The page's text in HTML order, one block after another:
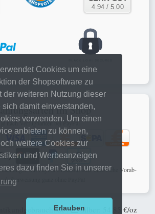
Cookies um eine
der Shopsoftware zu
der weiteren Nutzung dieser
damit einverstanden,
verwenden. Um einen
anbieten zu können,
weitere Cookies zur
und Werbeanzeigen
dazu finden Sie in unserer
Erlauben
im Shop
je nach Verfügbarkeit bei PayPal
mit PayPal Checkout oder klassische Vorab-
ganz ohne PayPal
| Silber: 54,85 €/oz